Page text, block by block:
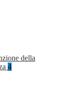
della
4